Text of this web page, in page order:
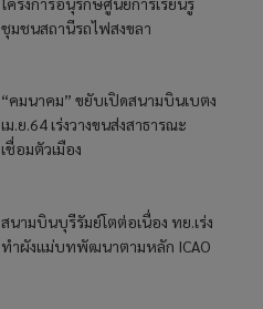
ชุมชนสถานีรถไฟสงขลา
“คมนาคม” ขยับเปิดสนามบินเบตง
เม.ย.64 เร่งวางขนส่งสาธารณะ
เชื่อมตัวเมือง
สนามบินบุรีรัมย์โตต่อเนื่อง ทย.เร่ง
ทำผังแม่บทพัฒนาตามหลัก ICAOMGR